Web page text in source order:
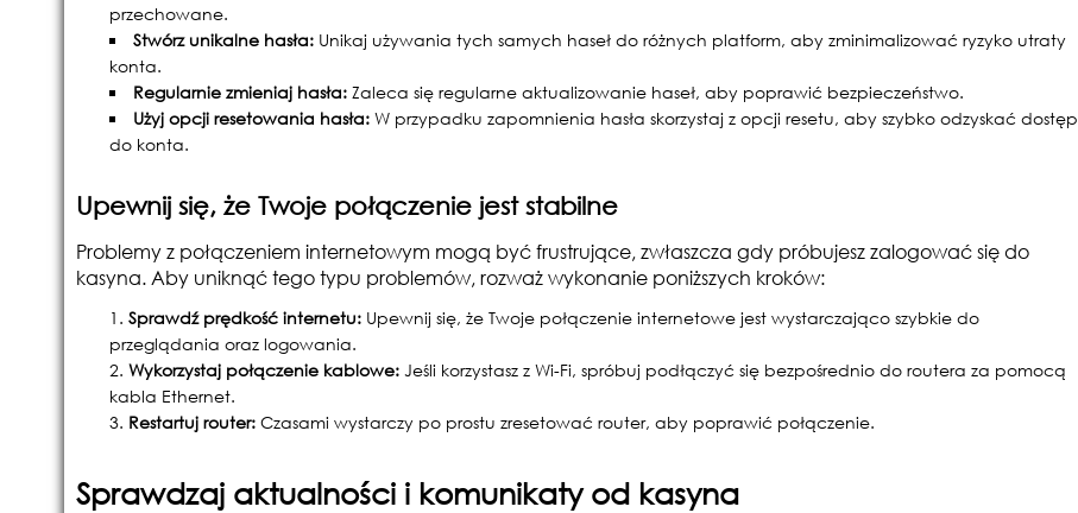
przechowane.
Stwórz unikalne hasła:Unikaj używania tych samych haseł do różnych platform, aby zminimalizować ryzyko utraty
konta.
Regularnie zmieniaj hasła:Zaleca się regularne aktualizowanie haseł, aby poprawić bezpieczeństwo.
Użyj opcji resetowania hasła:W przypadku zapomnienia hasła skorzystaj z opcji resetu, aby szybko odzyskać dostęp
do konta.
Upewnij się, że Twoje połączenie jest stabilne
Problemy z połączeniem internetowym mogą być frustrujące, zwłaszcza gdy próbujesz zalogować się do
kasyna. Aby uniknąć tego typu problemów, rozważ wykonanie poniższych kroków:
Sprawdź prędkość internetu:Upewnij się, że Twoje połączenie internetowe jest wystarczająco szybkie do
przeglądania oraz logowania.
Wykorzystaj połączenie kablowe:Jeśli korzystasz z Wi-Fi, spróbuj podłączyć się bezpośrednio do routera za pomocą
kabla Ethernet.
Restartuj router:Czasami wystarczy po prostu zresetować router, aby poprawić połączenie.
Sprawdzaj aktualności i komunikaty od kasyna